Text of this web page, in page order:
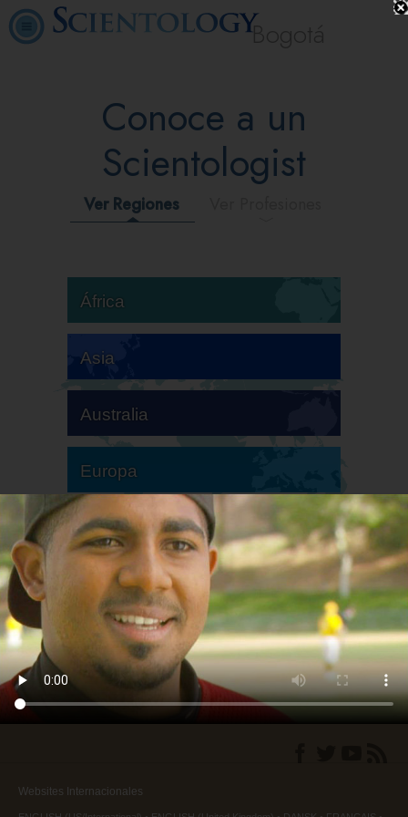
Bogotá
Conoce a un
Scientologist
Ver Regiones
África
Asia
Australia
Europa
Sudamérica
Norteamérica
Websites Internacionales